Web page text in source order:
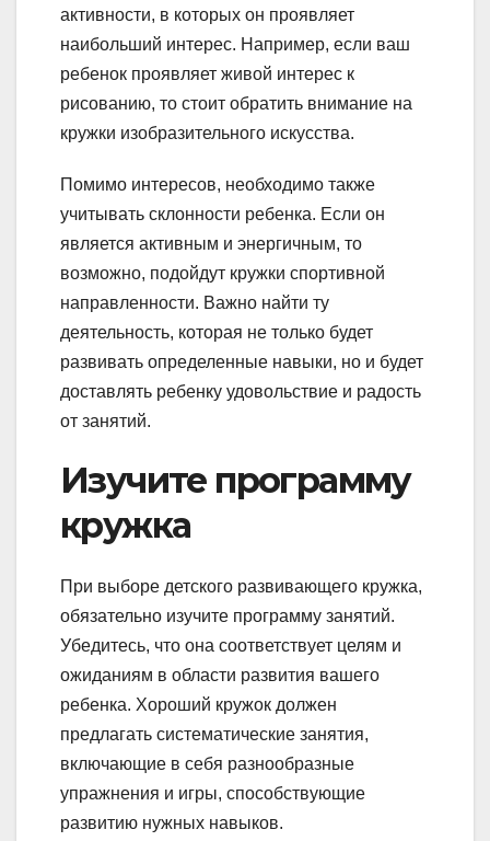
активности, в которых он проявляет
наибольший интерес. Например, если ваш
ребенок проявляет живой интерес к
рисованию, то стоит обратить внимание на
кружки изобразительного искусства.
Помимо интересов, необходимо также
учитывать склонности ребенка. Если он
является активным и энергичным, то
возможно, подойдут кружки спортивной
направленности. Важно найти ту
деятельность, которая не только будет
развивать определенные навыки, но и будет
доставлять ребенку удовольствие и радость
от занятий.
Изучите программу
кружка
При выборе детского развивающего кружка,
обязательно изучите программу занятий.
Убедитесь, что она соответствует целям и
ожиданиям в области развития вашего
ребенка. Хороший кружок должен
предлагать систематические занятия,
включающие в себя разнообразные
упражнения и игры, способствующие
развитию нужных навыков.